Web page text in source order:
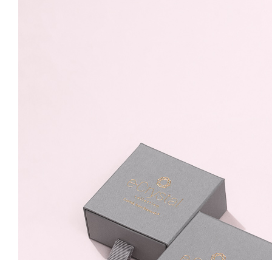
rodiu cu cristale
Swarovski® Heart
Bermuda Blue 10 mm
Surub + Lant